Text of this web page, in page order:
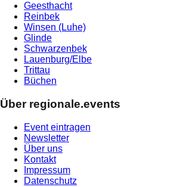
Geesthacht
Reinbek
Winsen (Luhe)
Glinde
Schwarzenbek
Lauenburg/Elbe
Trittau
Büchen
Über regionale.events
Event eintragen
Newsletter
Über uns
Kontakt
Impressum
Datenschutz